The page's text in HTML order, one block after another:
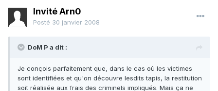
Invité Arn0
Posté 30 janvier 2008
DoM P a dit :
Je conçois parfaitement que, dans le cas où les victimes
sont identifiées et qu'on découvre lesdits tapis, la restitution
soit réalisée aux frais des criminels impliqués. Mais ça ne